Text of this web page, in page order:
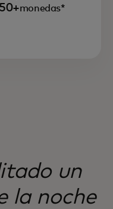
a mercados de
monedas*
un
la noche